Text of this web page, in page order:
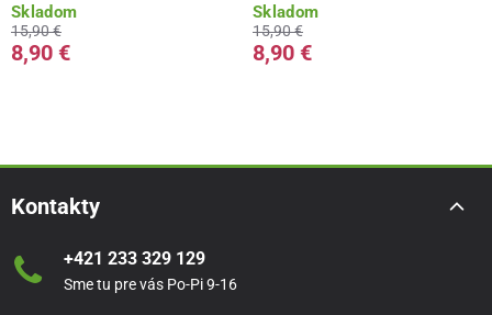
Skladom
15,90 €
8,90 €
Skladom
15,90 €
8,90 €
Kontakty
+421 233 329 129
Sme tu pre vás Po-Pi 9-16